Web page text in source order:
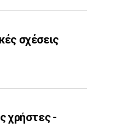
σχέσεις
χρήστες -